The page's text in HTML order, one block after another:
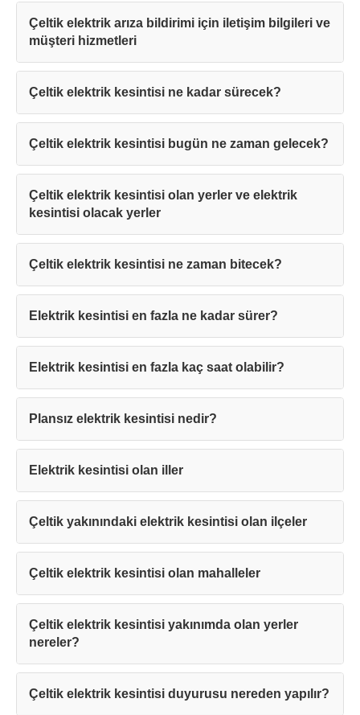
Çeltik elektrik arıza bildirimi için iletişim bilgileri ve
müşteri hizmetleri
Çeltik elektrik kesintisi ne kadar sürecek?
Çeltik elektrik kesintisi bugün ne zaman gelecek?
Çeltik elektrik kesintisi olan yerler ve elektrik
kesintisi olacak yerler
Çeltik elektrik kesintisi ne zaman bitecek?
Elektrik kesintisi en fazla ne kadar sürer?
Elektrik kesintisi en fazla kaç saat olabilir?
Plansız elektrik kesintisi nedir?
Elektrik kesintisi olan iller
Çeltik yakınındaki elektrik kesintisi olan ilçeler
Çeltik elektrik kesintisi olan mahalleler
Çeltik elektrik kesintisi yakınımda olan yerler
nereler?
Çeltik elektrik kesintisi duyurusu nereden yapılır?
Teşekkürler!
Mesajınız başarıyla ulaştırıldı. En kısa
sürede sizinle iletişime geçilecektir.
Kapat